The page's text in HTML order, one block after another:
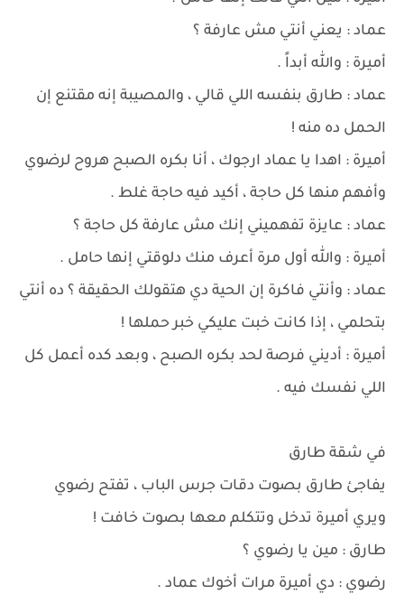
عماد : يعني أنتي مش عارفة ؟
أميرة : والله أبداً .
عماد : طارق بنفسه اللي قالي ، والمصيبة إنه مقتنع إن
الحمل ده منه !
أميرة : اهدا يا عماد ارجوك ، أنا بكره الصبح هروح لرضوي
وأفهم منها كل حاجة ، أكيد فيه حاجة غلط .
عماد : عايزة تفهميني إنك مش عارفة كل حاجة ؟
أميرة : والله أول مرة أعرف منك دلوقتي إنها حامل .
عماد : وأنتي فاكرة إن الحية دي هتقولك الحقيقة ؟ ده أنتي
بتحلمي ، إذا كانت خبت عليكي خبر حملها !
أميرة : أديني فرصة لحد بكره الصبح ، وبعد كده أعمل كل
اللي نفسك فيه .
في شقة طارق
يفاجئ طارق بصوت دقات جرس الباب ، تفتح رضوي
ويري أميرة تدخل وتتكلم معها بصوت خافت !
طارق : مين يا رضوي ؟
رضوي : دي أميرة مرات أخوك عماد .